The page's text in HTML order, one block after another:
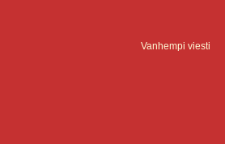
Vanhempi viesti